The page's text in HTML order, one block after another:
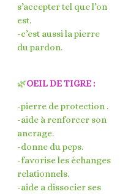
s’accepter tel que l’on
est.
-c’est aussi la pierre
du pardon.
🌿OEIL DE TIGRE :
-pierre de protection .
-aide à renforcer son
ancrage.
-donne du peps.
-favorise les échanges
relationnels.
-aide a dissocier ses